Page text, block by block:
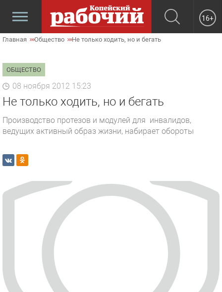
16+
Главная Общество Не только ходить, но и бегать
ОБЩЕСТВО
08 ноября 2012 15:23
Не только ходить, но и бегать
Производство протезов и модулей для инвалидов,
ведущих активный образ жизни, набирает обороты